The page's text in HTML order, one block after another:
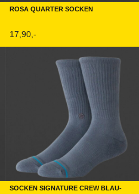
Rosa Quarter Socken
17,90,-
Socken Signature Crew Blau-